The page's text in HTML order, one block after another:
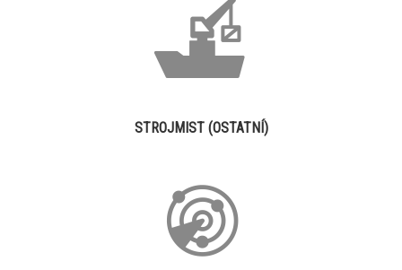
STROJMIST (OSTATNÍ)